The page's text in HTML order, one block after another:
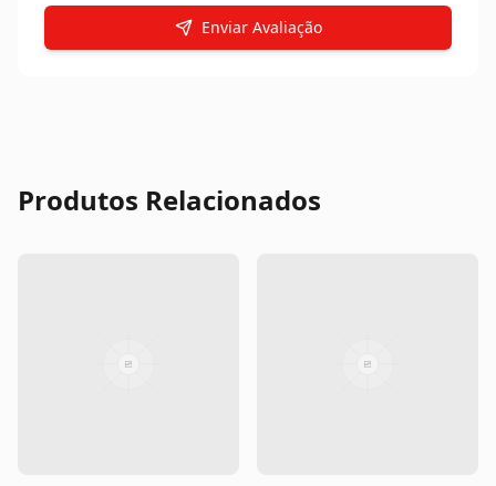
Enviar Avaliação
Produtos Relacionados